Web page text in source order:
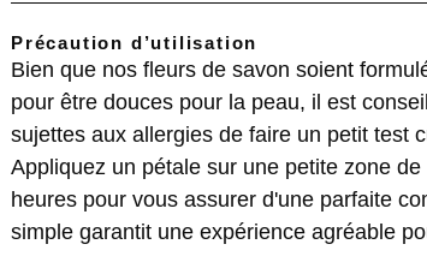
Précaution d’utilisation
Bien que nos fleurs de savon soient
pour être douces pour la peau, il est
sujettes aux allergies de faire un petit test
Appliquez un pétale sur une petite zone
heures pour vous assurer d'une parfaite
simple garantit une expérience agréable